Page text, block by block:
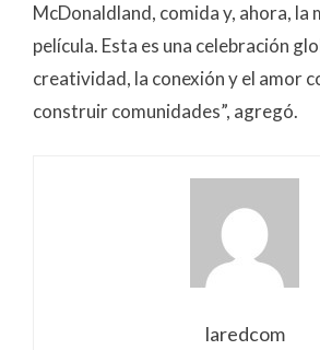
McDonaldland, comida y, ahora, la
película. Esta es una celebración
creatividad, la conexión y el amor
construir comunidades”, agregó.
laredcom